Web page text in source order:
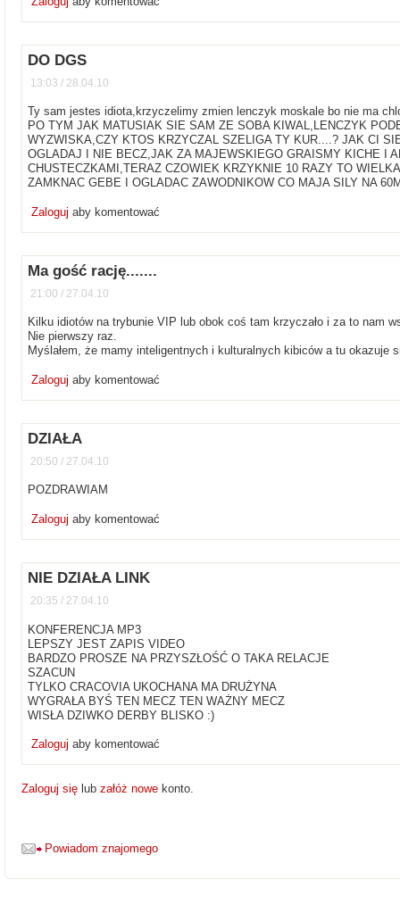
DO DGS
13:03 / 28.04.10
Ty sam jestes idiota,krzyczelimy zmien lenczyk moskale bo nie ma
PO TYM JAK MATUSIAK SIE SAM ZE SOBA KIWAL,LENCZYK
WYZWISKA,CZY KTOS KRZYCZAL SZELIGA TY KUR....? JAK CI
OGLADAJ I NIE BECZ,JAK ZA MAJEWSKIEGO GRAISMY KICHE I
CHUSTECZKAMI,TERAZ CZOWIEK KRZYKNIE 10 RAZY TO
ZAMKNAC GEBE I OGLADAC ZAWODNIKOW CO MAJA SILY NA
Zalogujaby komentować
Ma gość rację.......
21:00 / 27.04.10
Kilku idiotów na trybunie VIP lub obok coś tam krzyczało i za to nam
Nie pierwszy raz.
Myślałem, że mamy inteligentnych i kulturalnych kibiców a tu okazuje
Zalogujaby komentować
DZIAŁA
20:50 / 27.04.10
POZDRAWIAM
Zalogujaby komentować
NIE DZIAŁA LINK
20:35 / 27.04.10
KONFERENCJA MP3
LEPSZY JEST ZAPIS VIDEO
BARDZO PROSZE NA PRZYSZŁOŚĆ O TAKA RELACJE
SZACUN
TYLKO CRACOVIA UKOCHANA MA DRUŻYNA
WYGRAŁA BYŚ TEN MECZ TEN WAŻNY MECZ
WISŁA DZIWKO DERBY BLISKO :)
Zalogujaby komentować
Zaloguj się lub załóż nowe konto.
Powiadom znajomego